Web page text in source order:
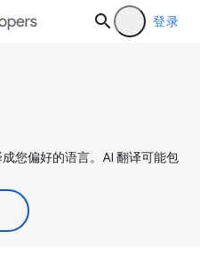
登录
您偏好的语言。AI 翻译可能包